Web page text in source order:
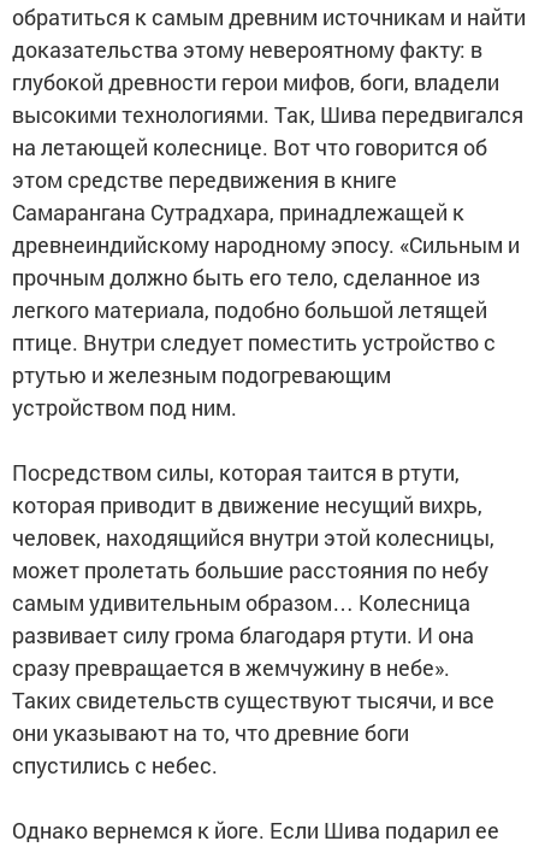
обратиться к самым древним источникам и найти
доказательства этому невероятному факту: в
глубокой древности герои мифов, боги, владели
высокими технологиями. Так, Шива передвигался
на летающей колеснице. Вот что говорится об
этом средстве передвижения в книге
Самарангана Сутрадхара, принадлежащей к
древнеиндийскому народному эпосу. «Сильным и
прочным должно быть его тело, сделанное из
легкого материала, подобно большой летящей
птице. Внутри следует поместить устройство с
ртутью и железным подогревающим
устройством под ним.
Посредством силы, которая таится в ртути,
которая приводит в движение несущий вихрь,
человек, находящийся внутри этой колесницы,
может пролетать большие расстояния по небу
самым удивительным образом… Колесница
развивает силу грома благодаря ртути. И она
сразу превращается в жемчужину в небе».
Таких свидетельств существуют тысячи, и все
они указывают на то, что древние боги
спустились с небес.
Однако вернемся к йоге. Если Шива подарил ее